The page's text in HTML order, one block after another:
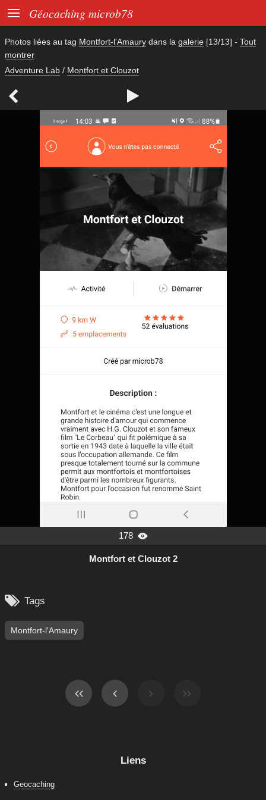
 Géocaching microb78
Photos liées au tag Montfort-l'Amaury dans la galerie [13/13] - Tout
montrer
Adventure Lab / Montfort et Clouzot
 
178 
Montfort et Clouzot 2
 Tags
Montfort-l'Amaury
Liens
Geocaching